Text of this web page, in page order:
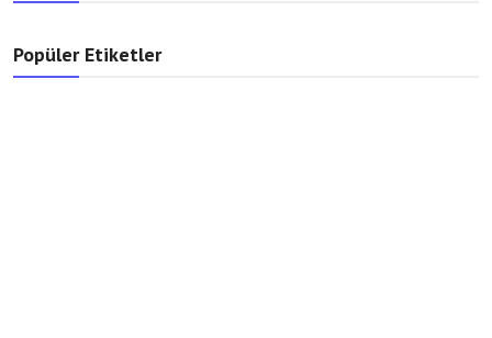
Popüler Etiketler